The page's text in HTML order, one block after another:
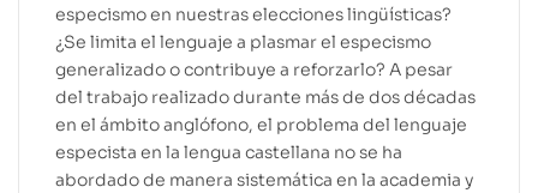
especismo en nuestras elecciones lingüísticas?
¿Se limita el lenguaje a plasmar el especismo
generalizado o contribuye a reforzarlo? A pesar
del trabajo realizado durante más de dos décadas
en el ámbito anglófono, el problema del lenguaje
especista en la lengua castellana no se ha
abordado de manera sistemática en la academia y